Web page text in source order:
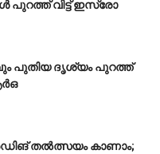
പുറത്ത് വിട്ട് ഇസ്രോ
പുതിയ ദൃശ്യം പുറത്ത്
തൽത്സയം കാണാം;